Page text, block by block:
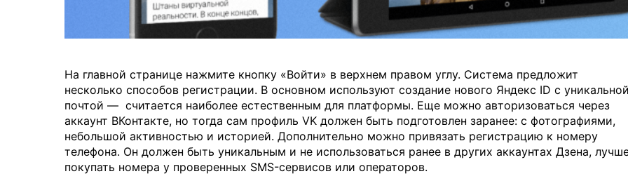
На главной странице нажмите кнопку «Войти» в верхнем правом углу. Система предложит
несколько способов регистрации. В основном используют создание нового Яндекс ID с
почтой — считается наиболее естественным для платформы. Еще можно авторизоваться через
аккаунт ВКонтакте, но тогда сам профиль VK должен быть подготовлен заранее: с фотографиями,
небольшой активностью и историей. Дополнительно можно привязать регистрацию к номеру
телефона. Он должен быть уникальным и не использоваться ранее в других аккаунтах Дзена,
покупать номера у проверенных SMS-сервисов или операторов.